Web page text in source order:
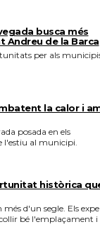
busca més
Andreu de la Barca
per als
la calor i
posada en els
l'estiu al municipi.
històrica
d'un segle. Els
bé l'emplaçament i